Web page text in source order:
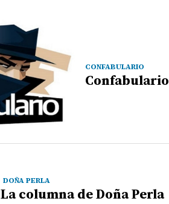
CONFABULARIO
Confabulario
DOÑA PERLA
La columna de Doña Perla